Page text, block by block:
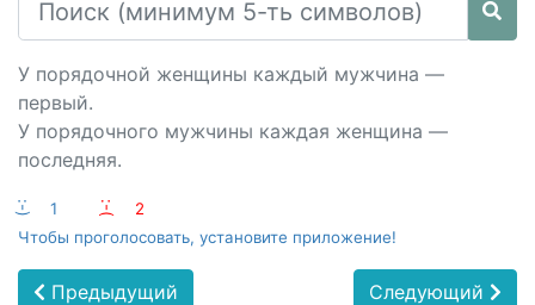
У порядочной женщины каждый мужчина —
первый.
У порядочного мужчины каждая женщина —
последняя.
:-) 1 :-(
2
Чтобы проголосовать, установите приложение!
Предыдущий Следующий